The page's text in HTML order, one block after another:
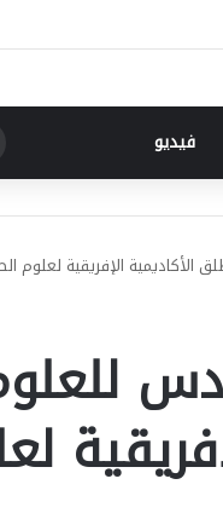
فيديو
الإفريقية لعلوم